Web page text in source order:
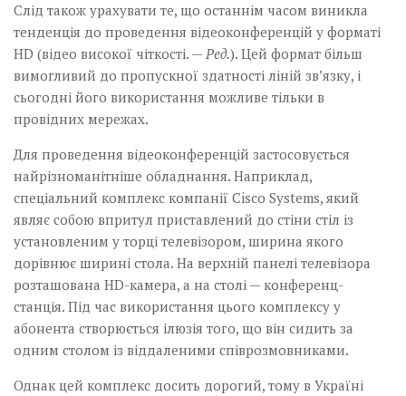
Слід також урахувати те, що останнім часом виникла
тенденція до проведення відео­конференцій у форматі
HD (відео високої чіткості. —Ред.). Цей формат більш
вимогливий до пропускної здатності ліній зв’язку, і
сьогодні його використання можливе тільки в
провідних мережах.
Для проведення відеоконференцій застосовується
найрізноманітніше обладнання. Наприклад,
спеціальний комплекс компанії Cisco Systems, який
являє собою впритул приставлений до стіни стіл із
установленим у торці телевізором, ширина якого
дорівнює ширині стола. На верхній панелі телевізора
розташована HD-камера, а на столі — конференц-
станція. Під час використання цього комплексу у
абонента створюється ілюзія того, що він сидить за
одним столом із віддаленими співрозмовниками.
Однак цей комплекс досить дорогий, тому в Україні